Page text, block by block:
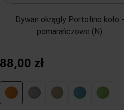
Dywan okrągły Portofino koło -
pomarańczowe (N)
88,00 zł